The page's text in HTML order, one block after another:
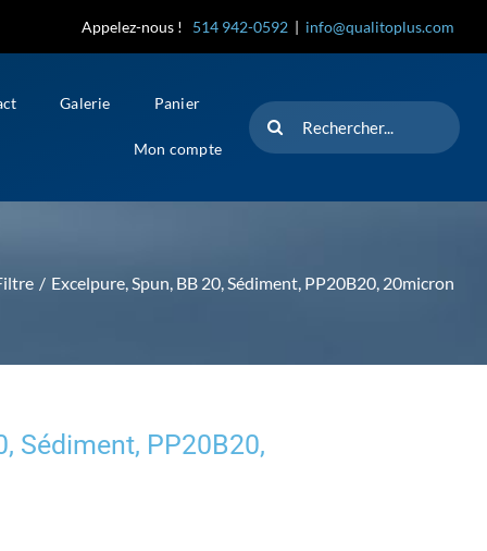
Appelez-nous ! 514 942-0592 | info@qualitoplus.com
Galerie Panier
Mon compte
Rechercher
Excelpure, Spun, BB 20, Sédiment, PP20B20, 20micron
Sédiment, PP20B20,